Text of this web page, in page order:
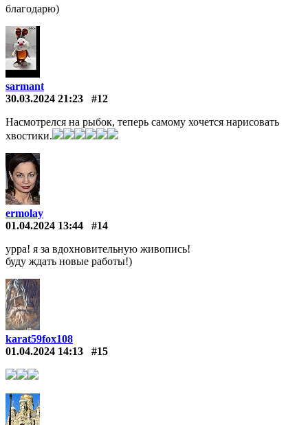
благодарю)
sarmant
30.03.2024 21:23
#12
Насмотрелся на рыбок, теперь самому хочется нарисовать
хвостики.
ermolay
01.04.2024 13:44
#14
урра! я за вдохновительную живопись!
буду ждать новые работы!)
karat59fox108
01.04.2024 14:13
#15